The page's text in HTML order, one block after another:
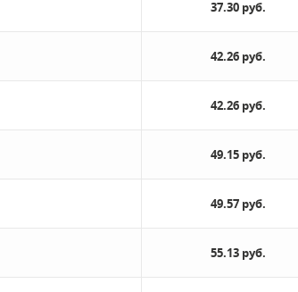
37.30 руб.
42.26 руб.
42.26 руб.
49.15 руб.
49.57 руб.
55.13 руб.